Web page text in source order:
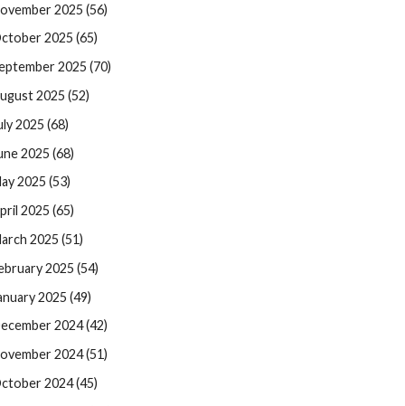
2025 (56)
2025 (65)
2025 (70)
2025 (52)
2025 (68)
2025 (68)
2025 (53)
2025 (65)
2025 (51)
2025 (54)
2025 (49)
2024 (42)
2024 (51)
2024 (45)